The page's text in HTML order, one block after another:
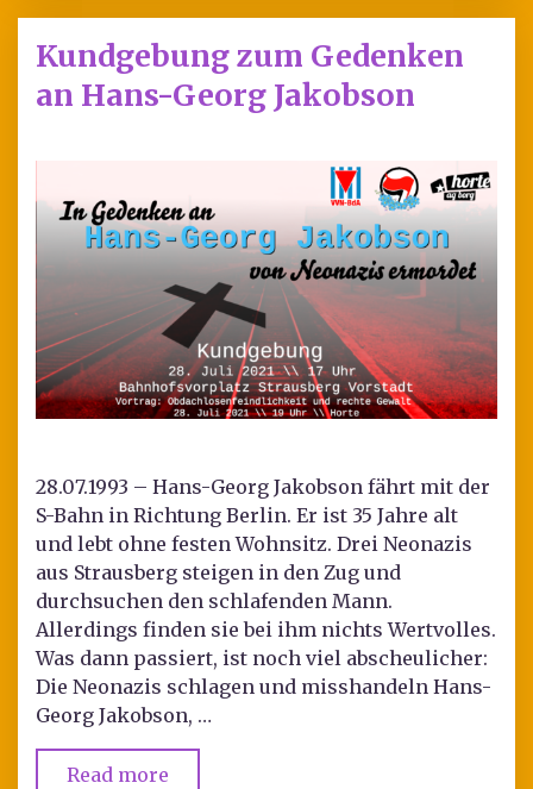
Kundgebung zum Gedenken
an Hans-Georg Jakobson
28.07.1993 – Hans-Georg Jakobson fährt mit der
S-Bahn in Richtung Berlin. Er ist 35 Jahre alt
und lebt ohne festen Wohnsitz. Drei Neonazis
aus Strausberg steigen in den Zug und
durchsuchen den schlafenden Mann.
Allerdings finden sie bei ihm nichts Wertvolles.
Was dann passiert, ist noch viel abscheulicher:
Die Neonazis schlagen und misshandeln Hans-
Georg Jakobson, …
Read more